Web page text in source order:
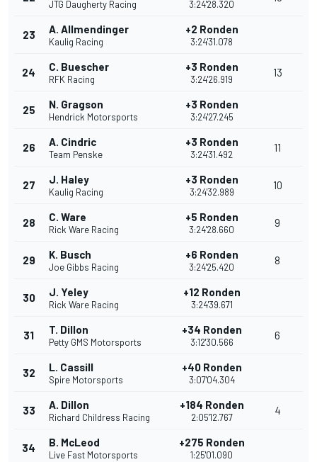
JTG Daugherty Racing 3:24'28.320
23 A. Allmendinger
Kaulig Racing
+2 Ronden
3:24'31.078
24 C. Buescher
RFK Racing
+3 Ronden
3:24'26.919
13
25 N. Gragson
Hendrick Motorsports
+3 Ronden
3:24'27.245
26 A. Cindric
Team Penske
+3 Ronden
3:24'31.492
11
27 J. Haley
Kaulig Racing
+3 Ronden
3:24'32.989
10
28 C. Ware
Rick Ware Racing
+5 Ronden
3:24'28.660
9
29 K. Busch
Joe Gibbs Racing
+6 Ronden
3:24'25.420
8
30 J. Yeley
Rick Ware Racing
+12 Ronden
3:24'39.671
31 T. Dillon
Petty GMS Motorsports
+34 Ronden
3:12'30.566
6
32 L. Cassill
Spire Motorsports
+40 Ronden
3:07'04.304
33 A. Dillon
Richard Childress Racing
+184 Ronden
2:05'12.767
4
34 B. McLeod
Live Fast Motorsports
+275 Ronden
1:25'01.090